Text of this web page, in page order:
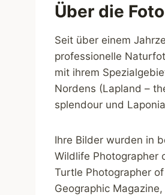
Über die
Seit über einem
professionelle
mit ihrem
Nordens (Lapland –
splendour und
Ihre Bilder wurden in
Wildlife Photographer
Turtle Photographer
Geographic